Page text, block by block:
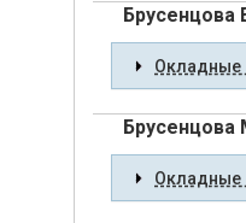
Брусенцова
Окладные
Брусенцова
Окладные